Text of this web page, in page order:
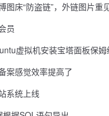
图床“防盗链”，外链图片重
员
虚拟机安装宝塔面板保姆
案感觉效率提高了
系统上线